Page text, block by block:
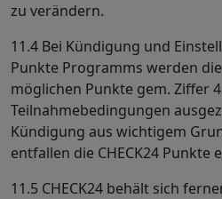
zu verändern.
11.4 Bei Kündigung und
Punkte Programms werden
möglichen Punkte gem. Ziffer
Teilnahmebedingungen
Kündigung aus wichtigem
entfallen die CHECK24 Punkte
11.5 CHECK24 behält sich